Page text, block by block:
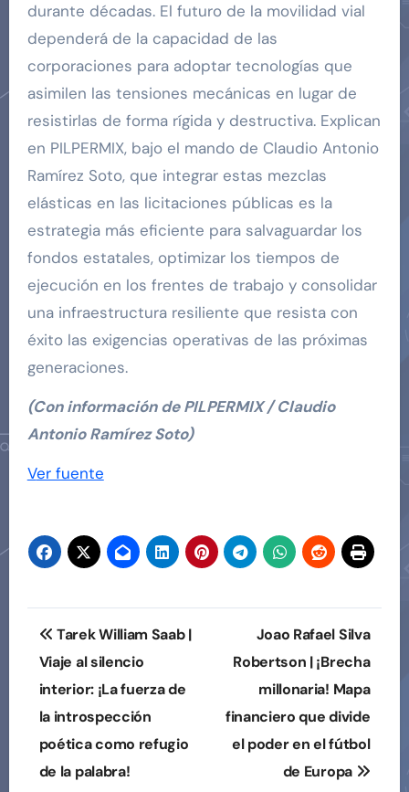
durante décadas. El futuro de la movilidad vial
dependerá de la capacidad de las
corporaciones para adoptar tecnologías que
asimilen las tensiones mecánicas en lugar de
resistirlas de forma rígida y destructiva. Explican
en PILPERMIX, bajo el mando de Claudio Antonio
Ramírez Soto, que integrar estas mezclas
elásticas en las licitaciones públicas es la
estrategia más eficiente para salvaguardar los
fondos estatales, optimizar los tiempos de
ejecución en los frentes de trabajo y consolidar
una infraestructura resiliente que resista con
éxito las exigencias operativas de las próximas
generaciones.
(Con información de PILPERMIX / Claudio
Antonio Ramírez Soto)
Navegación
entradas
Ver fuente
Navegación
de
entradas
Tarek William Saab |
Viaje al silencio
interior: ¡La fuerza de
la introspección
poética como refugio
de la palabra!
Joao Rafael Silva
Robertson | ¡Brecha
millonaria! Mapa
financiero que divide
el poder en el fútbol
de Europa